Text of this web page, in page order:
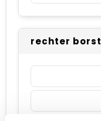
rechter